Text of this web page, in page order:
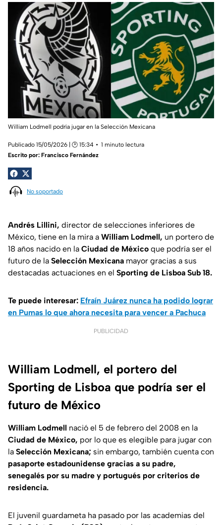
William Lodmell podría jugar en la Selección Mexicana
Publicado 15/05/2026 | 🕑 15:34
1 minuto lectura
Escrito por: Francisco Fernández
No soportado
Andrés Lillini, director de selecciones inferiores de
México, tiene en la mira a William Lodmell, un portero de
18 años nacido en la Ciudad de México que podría ser el
futuro de la Selección Mexicana mayor gracias a sus
destacadas actuaciones en el Sporting de Lisboa Sub 18.
Te puede interesar: Efraín Juárez nunca ha podido lograr
en Pumas lo que ahora necesita para vencer a Pachuca
PUBLICIDAD
William Lodmell, el portero del
Sporting de Lisboa que podría ser el
futuro de México
William Lodmell nació el 5 de febrero del 2008 en la
Ciudad de México, por lo que es elegible para jugar con
la Selección Mexicana; sin embargo, también cuenta con
pasaporte estadounidense gracias a su padre,
senegalés por su madre y portugués por criterios de
residencia.
El juvenil guardameta ha pasado por las academias del